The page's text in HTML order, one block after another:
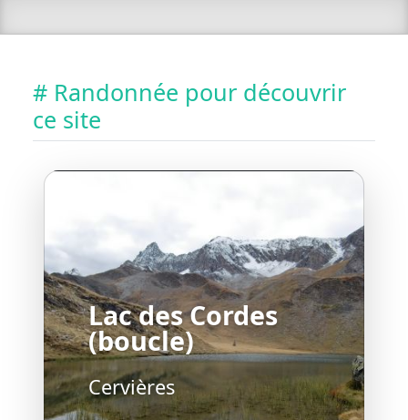
# Randonnée pour découvrir
ce site
Lac des Cordes
(boucle)
Cervières